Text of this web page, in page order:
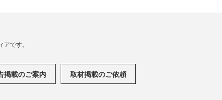
です。
掲載のご案内 取材掲載のご依頼